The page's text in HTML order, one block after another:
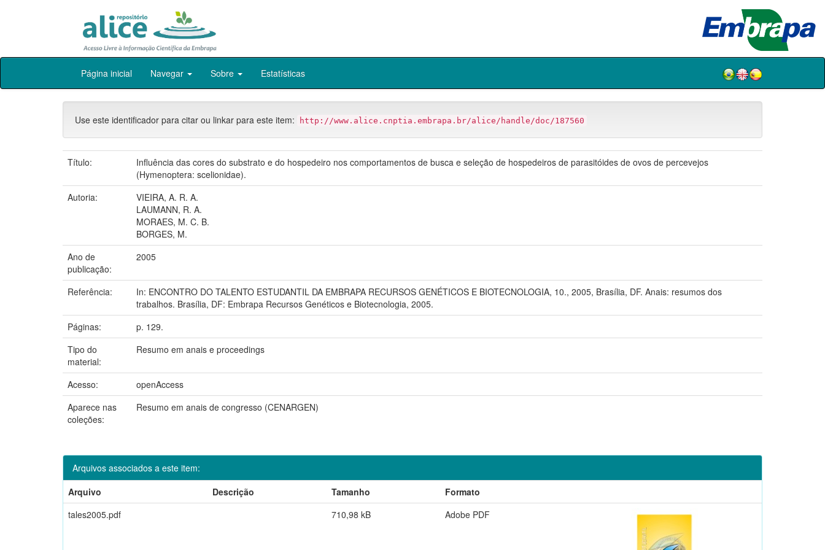
Skip
Página inicial Navegar Sobre Estatísticas
Use este identificador para citar ou linkar para este item: http://www.alice.cnptia.embrapa.br/alice/handle/doc/187560
Título:
Influência das cores do substrato e do hospedeiro nos comportamentos de busca e seleção de hospedeiros de parasitóides de ovos de percevejos
(Hymenoptera: scelionidae).
Autoria:
VIEIRA, A. R. A.
LAUMANN, R. A.
MORAES, M. C. B.
BORGES, M.
Ano de
publicação:
2005
Referência:
In: ENCONTRO DO TALENTO ESTUDANTIL DA EMBRAPA RECURSOS GENÉTICOS E BIOTECNOLOGIA, 10., 2005, Brasília, DF. Anais: resumos dos
trabalhos. Brasília, DF: Embrapa Recursos Genéticos e Biotecnologia, 2005.
Páginas:
p. 129.
Tipo do
material:
Resumo em anais e proceedings
Acesso:
openAccess
Aparece nas
coleções:
Resumo em anais de congresso (CENARGEN)
Arquivos associados a este item:
Arquivo
Descrição Tamanho
Formato
tales2005.pdf
710,98 kB Adobe PDF